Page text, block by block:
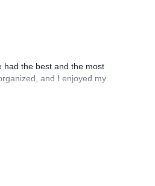
had the best and the most
and I enjoyed my